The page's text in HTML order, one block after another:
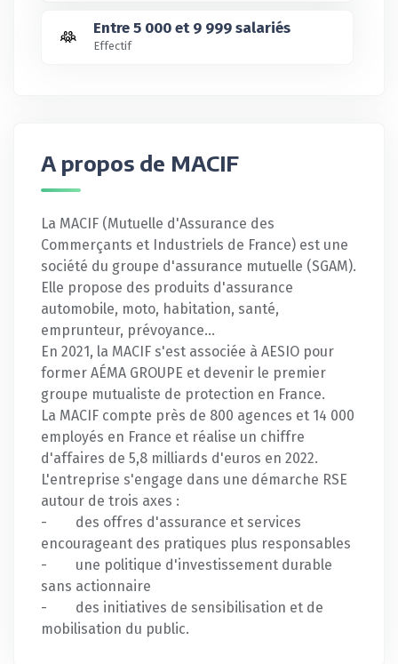
Entre 5 000 et 9 999 salariés
Effectif
A propos de MACIF
La MACIF (Mutuelle d'Assurance des
Commerçants et Industriels de France) est une
société du groupe d'assurance mutuelle (SGAM).
Elle propose des produits d'assurance
automobile, moto, habitation, santé,
emprunteur, prévoyance…
En 2021, la MACIF s'est associée à AESIO pour
former AÉMA GROUPE et devenir le premier
groupe mutualiste de protection en France.
La MACIF compte près de 800 agences et 14 000
employés en France et réalise un chiffre
d'affaires de 5,8 milliards d'euros en 2022.
L'entreprise s'engage dans une démarche RSE
autour de trois axes :
- des offres d'assurance et services
encourageant des pratiques plus responsables
- une politique d'investissement durable
sans actionnaire
- des initiatives de sensibilisation et de
mobilisation du public.